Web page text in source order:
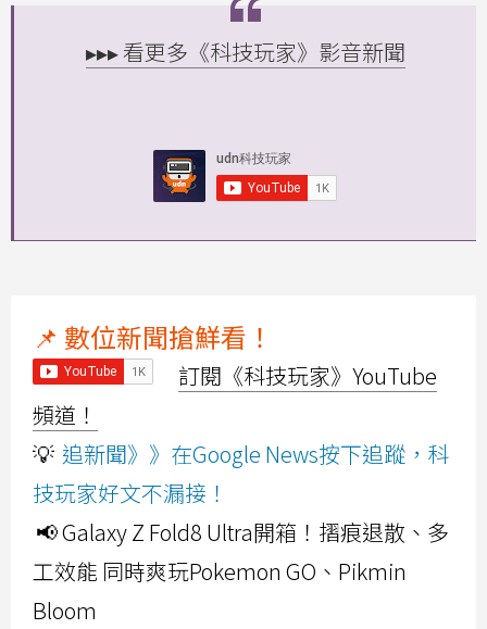
▸▸▸ 看更多《科技玩家》影音新聞
📌 數位新聞搶鮮看！
訂閱《科技玩家》YouTube
頻道！
💡 追新聞》》在Google News按下追蹤，科
技玩家好文不漏接！
📢 Galaxy Z Fold8 Ultra開箱！摺痕退散、多
工效能 同時爽玩Pokemon GO、Pikmin
Bloom